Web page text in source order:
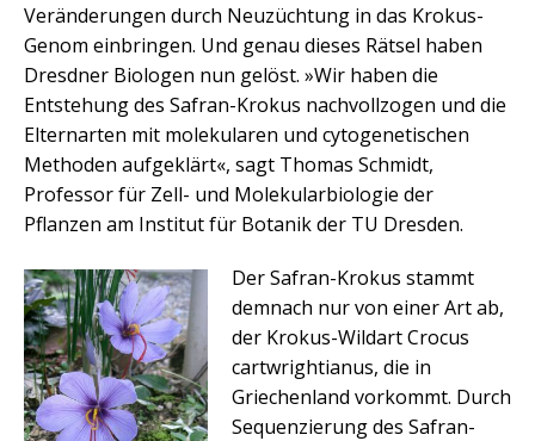
Veränderungen durch Neuzüchtung in das Krokus-
Genom einbringen. Und genau dieses Rätsel haben
Dresdner Biologen nun gelöst. »Wir haben die
Entstehung des Safran-Krokus nachvollzogen und die
Elternarten mit molekularen und cytogenetischen
Methoden aufgeklärt«, sagt Thomas Schmidt,
Professor für Zell- und Molekularbiologie der
Pflanzen am Institut für Botanik der TU Dresden.
Der Safran-Krokus stammt
demnach nur von einer Art ab,
der Krokus-Wildart Crocus
cartwrightianus, die in
Griechenland vorkommt. Durch
Sequenzierung des Safran-